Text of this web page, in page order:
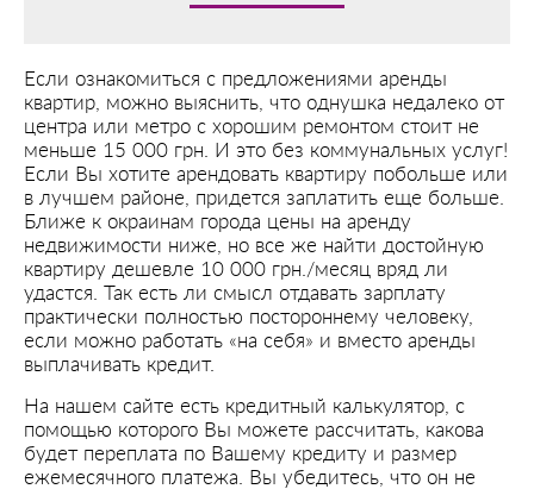
Если ознакомиться с предложениями аренды
квартир, можно выяснить, что однушка недалеко от
центра или метро с хорошим ремонтом стоит не
меньше 15 000 грн. И это без коммунальных услуг!
Если Вы хотите арендовать квартиру побольше или
в лучшем районе, придется заплатить еще больше.
Ближе к окраинам города цены на аренду
недвижимости ниже, но все же найти достойную
квартиру дешевле 10 000 грн./месяц вряд ли
удастся. Так есть ли смысл отдавать зарплату
практически полностью постороннему человеку,
если можно работать «на себя» и вместо аренды
выплачивать кредит.
На нашем сайте есть кредитный калькулятор, с
помощью которого Вы можете рассчитать, какова
будет переплата по Вашему кредиту и размер
ежемесячного платежа. Вы убедитесь, что он не